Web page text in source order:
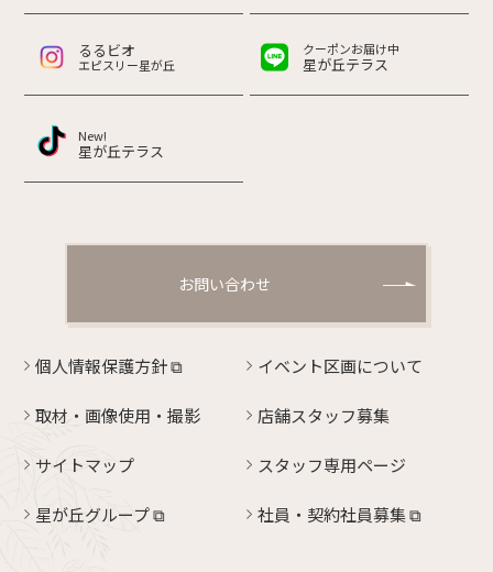
るるビオ
エピスリー星が丘
クーポンお届け中
星が丘テラス
New!
星が丘テラス
お問い合わせ
個人情報保護方針⧉ イベント区画について
取材・画像使用・撮影 店舗スタッフ募集
サイトマップ スタッフ専用ページ
星が丘グループ ⧉ 社員・契約社員募集 ⧉